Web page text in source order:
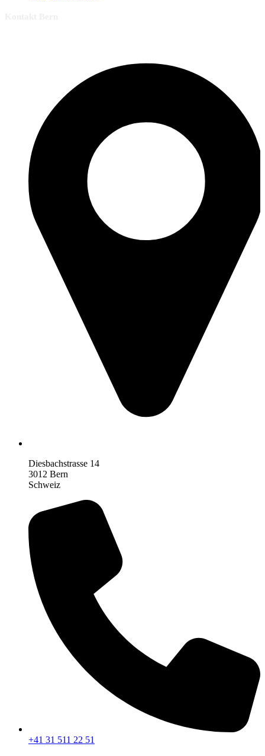
Diesbachstrasse 14
3012 Bern
Schweiz
+41 31 511 22 51